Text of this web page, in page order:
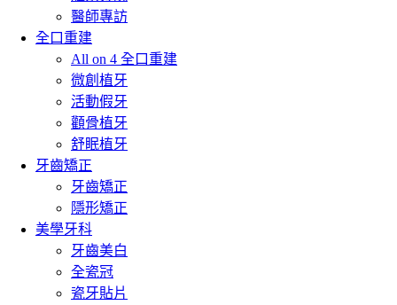
醫師專訪
全口重建
All on 4 全口重建
微創植牙
活動假牙
顴骨植牙
舒眠植牙
牙齒矯正
牙齒矯正
隱形矯正
美學牙科
牙齒美白
全瓷冠
瓷牙貼片